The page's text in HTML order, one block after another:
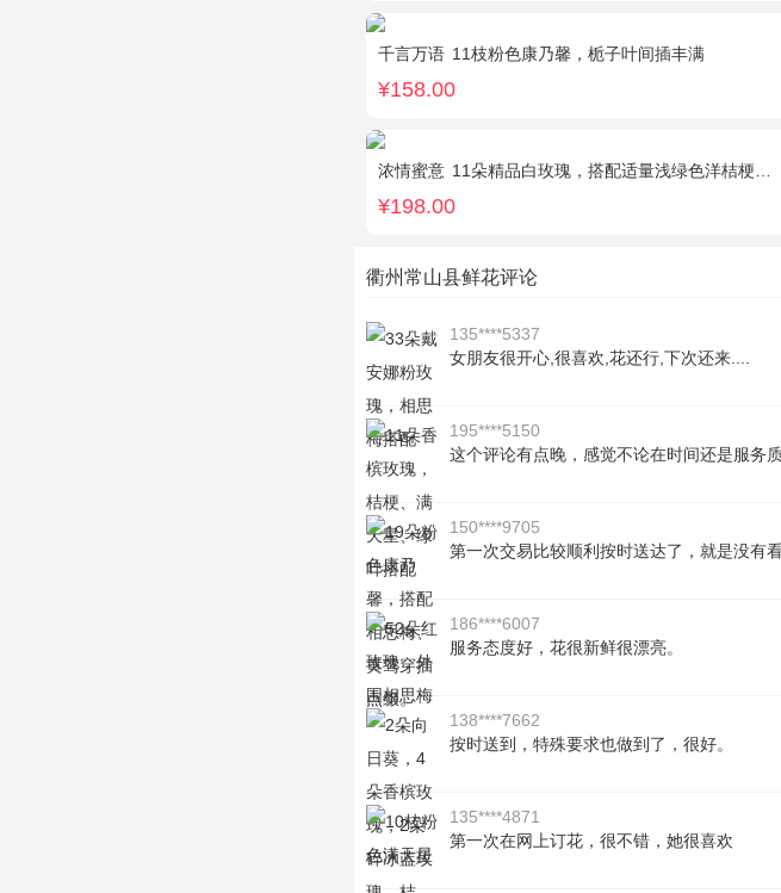
千言万语 11枝粉色康乃馨，栀子叶间插丰满
¥158.00
浓情蜜意 11朵精品白玫瑰，搭配适量浅绿色洋桔梗、书带草、黄莺。
¥198.00
衢州常山县鲜花评论
135****5337
女朋友很开心,很喜欢,花还行,下次还来....
195****5150
这个评论有点晚，感觉不论在时间还是服务
150****9705
第一次交易比较顺利按时送达了，就是没有
186****6007
服务态度好，花很新鲜很漂亮。
138****7662
按时送到，特殊要求也做到了，很好。
135****4871
第一次在网上订花，很不错，她很喜欢